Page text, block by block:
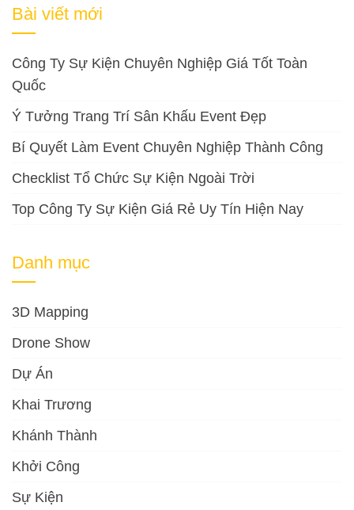
Bài viết mới
Công Ty Sự Kiện Chuyên Nghiệp Giá Tốt Toàn
Quốc
Ý Tưởng Trang Trí Sân Khấu Event Đẹp
Bí Quyết Làm Event Chuyên Nghiệp Thành Công
Checklist Tổ Chức Sự Kiện Ngoài Trời
Top Công Ty Sự Kiện Giá Rẻ Uy Tín Hiện Nay
Danh mục
3D Mapping
Drone Show
Dự Án
Khai Trương
Khánh Thành
Khởi Công
Sự Kiện